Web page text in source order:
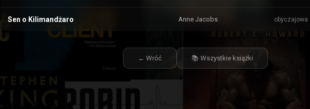
Sen o Kilimandżaro Anne Jacobs obyczajowa
← Wróć 📚 Wszystkie książki